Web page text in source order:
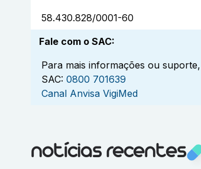
58.430.828/0001-60
Fale com o SAC:
Para mais informações ou
SAC: 0800 701639
Canal Anvisa VigiMed
notícias recentes